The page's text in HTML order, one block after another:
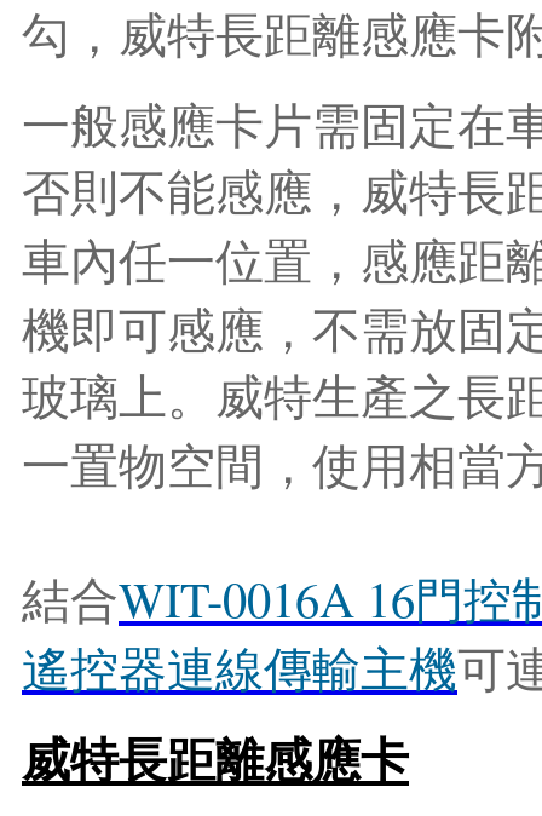
勾，威特長距離感應卡
一般感應卡片需固定在
否則不能感應，威特長
車內任一位置，感應距
機即可感應，不需放固
玻璃上。威特生產之長
一置物空間，使用相當
結合WIT-0016A 16門控
遙控器連線傳輸主機可
威特長距離感應卡